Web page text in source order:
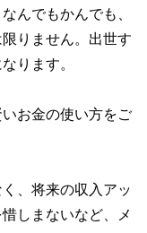
んでもかんでも、
りません。出世す
ります。
お金の使い方をご
、将来の収入アッ
しまないなど、メ